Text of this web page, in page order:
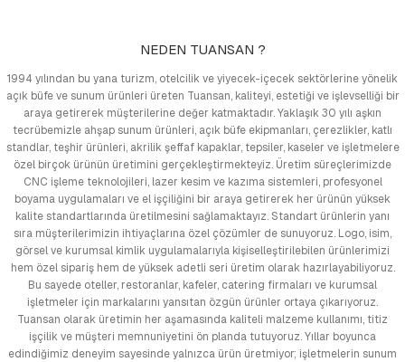
NEDEN TUANSAN ?
1994 yılından bu yana turizm, otelcilik ve yiyecek-içecek sektörlerine yönelik
açık büfe ve sunum ürünleri üreten Tuansan, kaliteyi, estetiği ve işlevselliği bir
araya getirerek müşterilerine değer katmaktadır. Yaklaşık 30 yılı aşkın
tecrübemizle ahşap sunum ürünleri, açık büfe ekipmanları, çerezlikler, katlı
standlar, teşhir ürünleri, akrilik şeffaf kapaklar, tepsiler, kaseler ve işletmelere
özel birçok ürünün üretimini gerçekleştirmekteyiz. Üretim süreçlerimizde
CNC işleme teknolojileri, lazer kesim ve kazıma sistemleri, profesyonel
boyama uygulamaları ve el işçiliğini bir araya getirerek her ürünün yüksek
kalite standartlarında üretilmesini sağlamaktayız. Standart ürünlerin yanı
sıra müşterilerimizin ihtiyaçlarına özel çözümler de sunuyoruz. Logo, isim,
görsel ve kurumsal kimlik uygulamalarıyla kişiselleştirilebilen ürünlerimizi
hem özel sipariş hem de yüksek adetli seri üretim olarak hazırlayabiliyoruz.
Bu sayede oteller, restoranlar, kafeler, catering firmaları ve kurumsal
işletmeler için markalarını yansıtan özgün ürünler ortaya çıkarıyoruz.
Tuansan olarak üretimin her aşamasında kaliteli malzeme kullanımı, titiz
işçilik ve müşteri memnuniyetini ön planda tutuyoruz. Yıllar boyunca
edindiğimiz deneyim sayesinde yalnızca ürün üretmiyor; işletmelerin sunum